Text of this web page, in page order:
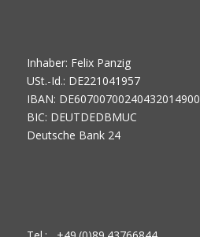
Inhaber: Felix Panzig
USt.-Id.: DE221041957
IBAN: DE60700700240432014900
BIC: DEUTDEDBMUC
Deutsche Bank 24